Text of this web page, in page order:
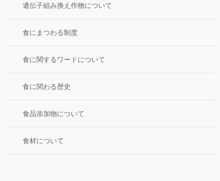
遺伝子組み換え作物について
食にまつわる制度
食に関するワードについて
食に関わる歴史
食品添加物について
食材について